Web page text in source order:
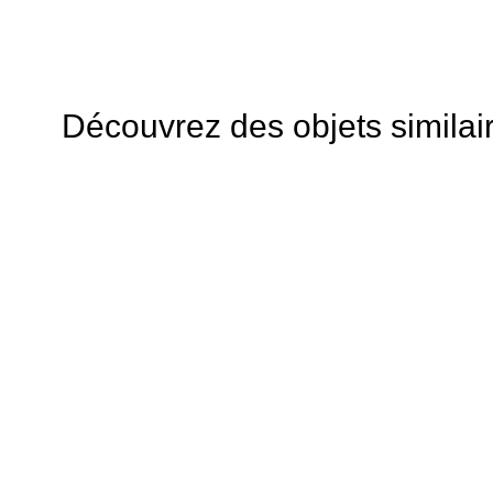
Découvrez des objets